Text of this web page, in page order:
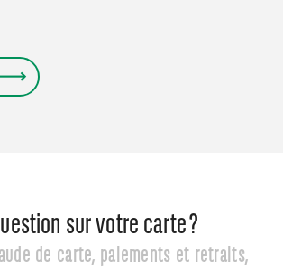
sur votre carte ?
de carte, paiements et retraits,